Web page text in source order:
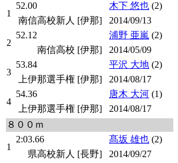
1
52.00 木下 悠也 (2)
南信高校新人 [伊那]
2014/09/13
2
52.12 浦野 亜嵐 (2)
南信高校 [伊那]
2014/05/09
3
53.84 平沢 大地 (2)
上伊那選手権 [伊那]
2014/08/17
4
54.36 唐木 大河 (1)
上伊那選手権 [伊那]
2014/08/17
８００ｍ
1
2:03.66 髙坂 雄也 (2)
県高校新人 [長野]
2014/09/27